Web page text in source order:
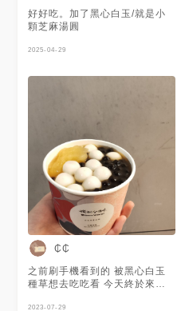
好好吃。加了黑心白玉/就是小
顆芝麻湯圓
2025-04-29
₵₵
之前刷手機看到的 被黑心白玉
種草想去吃吃看 今天終於來啦~
2023-07-29